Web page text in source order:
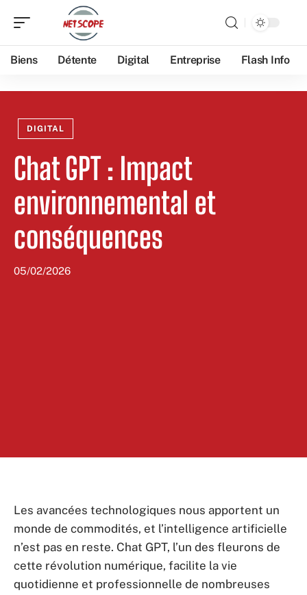
Biens Détente Digital Entreprise Flash Info
DIGITAL
Chat GPT : Impact
environnemental et
conséquences
05/02/2026
Les avancées technologiques nous apportent un
monde de commodités, et l’intelligence artificielle
n’est pas en reste. Chat GPT, l’un des fleurons de
cette révolution numérique, facilite la vie
quotidienne et professionnelle de nombreuses